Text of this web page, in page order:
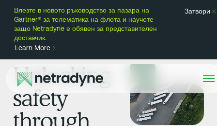
Влезте в новото ръководство за пазара на
Gartner® за телематика на флота и научете
защо Netradyne е обявен за представителен
доставчик.
Learn More
Затвори
Unlocking
safety